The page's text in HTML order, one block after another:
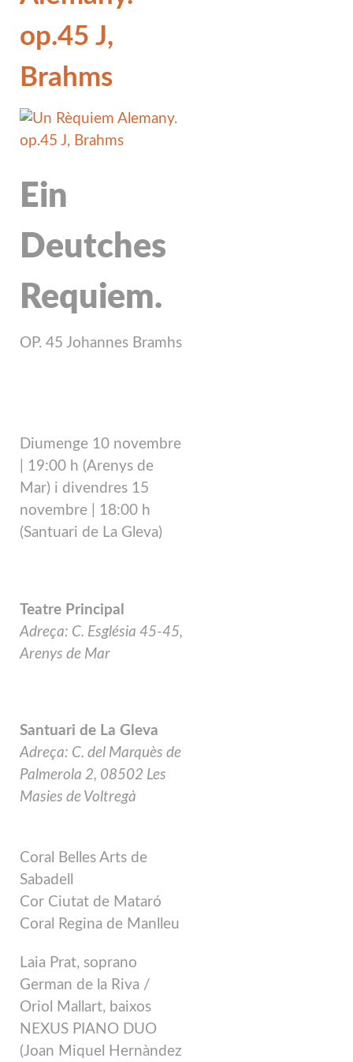
op.45 J,
Brahms
Ein
Deutches
Requiem.
OP. 45 Johannes Bramhs
Diumenge 10 novembre
19:00 h (Arenys de
Mar) i divendres 15
novembre
18:00 h
(Santuari de La Gleva)
Teatre Principal
Adreça: C. Església 45-45,
Arenys de Mar
Santuari de La Gleva
Adreça: C. del Marquès de
Palmerola 2, 08502 Les
Masies de Voltregà
Coral Belles Arts de
Sabadell
Cor Ciutat de Mataró
Coral Regina de Manlleu
Laia Prat, soprano
German de la Riva /
Oriol Mallart, baixos
NEXUS PIANO DUO
(Joan Miquel Hernàndez